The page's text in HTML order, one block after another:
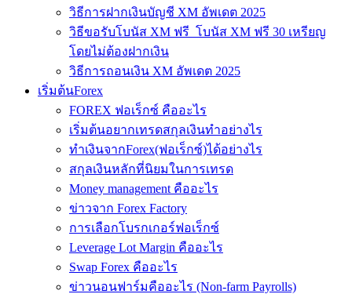
วิธีการฝากเงินบัญชี XM อัพเดต 2025
วิธีขอรับโบนัส XM ฟรี โบนัส XM ฟรี 30 เหรียญ
โดยไม่ต้องฝากเงิน
วิธีการถอนเงิน XM อัพเดต 2025
เริ่มต้นForex
FOREX ฟอเร็กซ์ คืออะไร
เริ่มต้นอยากเทรดสกุลเงินทำอย่างไร
ทำเงินจากForex(ฟอเร็กซ์)ได้อย่างไร
สกุลเงินหลักที่นิยมในการเทรด
Money management คืออะไร
ข่าวจาก Forex Factory
การเลือกโบรกเกอร์ฟอเร็กซ์
Leverage Lot Margin คืออะไร
Swap Forex คืออะไร
ข่าวนอนฟาร์มคืออะไร (Non-farm Payrolls)